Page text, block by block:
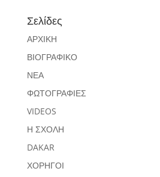
Σελίδες
ΑΡΧΙΚΗ
ΒΙΟΓΡΑΦΙΚΟ
ΝΕΑ
ΦΩΤΟΓΡΑΦΙΕΣ
VIDEOS
Η ΣΧΟΛΗ
DAKAR
ΧΟΡΗΓΟΙ